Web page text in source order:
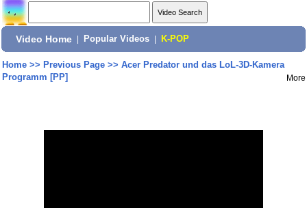
Video Home Popular Videos K-POP
Home>> Previous Page>> Acer Predator und das LoL-3D-Kamera
Programm [PP]
More